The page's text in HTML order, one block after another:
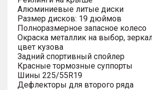
Алюминиевые литые диски
Размер дисков: 19 дюймов
Полноразмерное запасное колесо
Окраска металлик на выбор,
цвет кузова
Задний спортивный спойлер
Красные тормозные суппорты
Шины 225/55R19
Дефлекторы для второго ряда